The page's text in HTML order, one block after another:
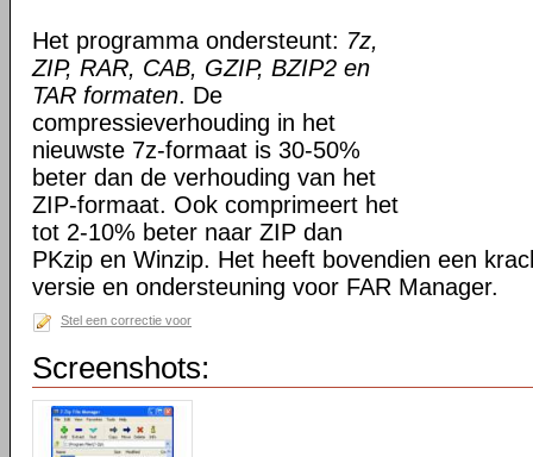
Het programma ondersteunt: 7z,
ZIP, RAR, CAB, GZIP, BZIP2 en
TAR formaten. De
compressieverhouding in het
nieuwste 7z-formaat is 30-50%
beter dan de verhouding van het
ZIP-formaat. Ook comprimeert het
tot 2-10% beter naar ZIP dan
PKzip en Winzip. Het heeft bovendien een
versie en ondersteuning voor FAR Manager.
Stel een correctie voor
Screenshots: